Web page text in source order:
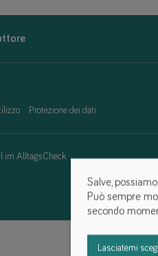
Protezione dei dati
im AlltagsCheck
Salve,
Può sempre
secondo
Lasciatemi